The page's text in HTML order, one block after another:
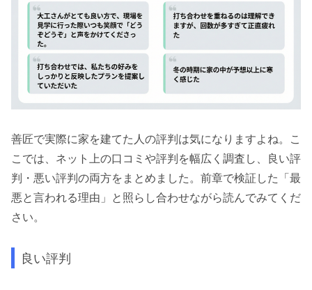
善匠で実際に家を建てた人の評判は気になりますよね。こ
こでは、ネット上の口コミや評判を幅広く調査し、良い評
判・悪い評判の両方をまとめました。前章で検証した「最
悪と言われる理由」と照らし合わせながら読んでみてくだ
さい。
良い評判